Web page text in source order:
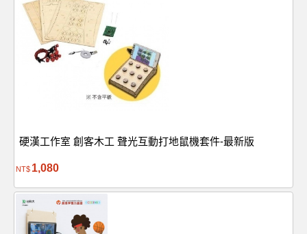
硬漢工作室 創客木工 聲光互動打地鼠機套件-最新版
NT$ 1,080